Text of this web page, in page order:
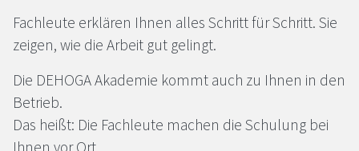
Fachleute erklären Ihnen alles Schritt für Schritt. Sie
zeigen, wie die Arbeit gut gelingt.
Die DEHOGAAkademie kommt auch zu Ihnen in den
Betrieb.
Das heißt: Die Fachleute machen die Schulung bei
Ihnen vor Ort.